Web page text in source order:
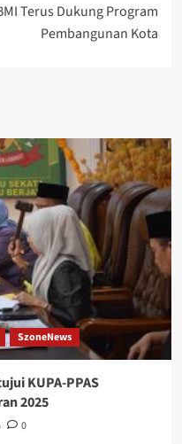
Terus Dukung Program
Pembangunan Kota
SzoneNews
KUPA-PPAS
2025
0